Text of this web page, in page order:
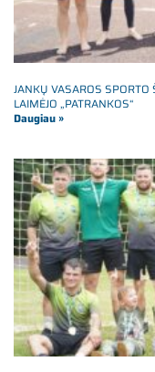
JANKŲ VASAROS
LAIMĖJO „PATRANKOS“
Daugiau »